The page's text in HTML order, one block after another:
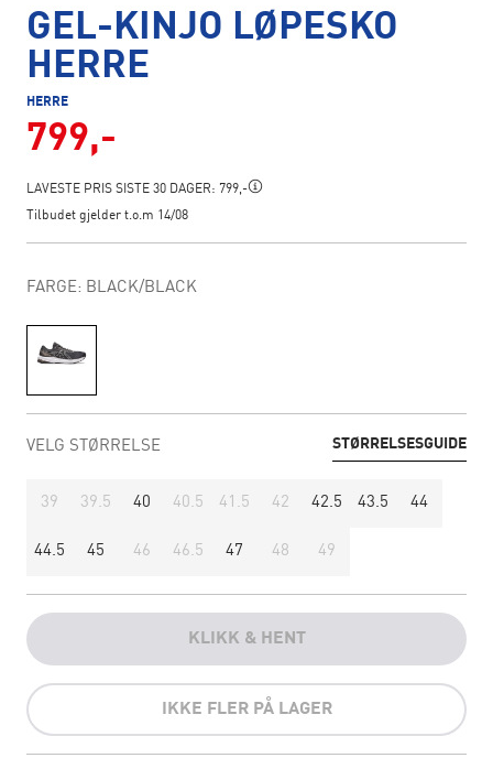
GEL-KINJO LØPESKO
HERRE
HERRE
799,-
LAVESTE PRIS SISTE 30 DAGER: 799,-
Tilbudet gjelder t.o.m 14/08
FARGE: BLACK/BLACK
VELG STØRRELSE STØRRELSESGUIDE
39 39.5 40 40.5 41.5 42 42.5 43.5 44
44.5 45 46 46.5 47 48 49
KLIKK & HENT
IKKE FLER PÅ LAGER